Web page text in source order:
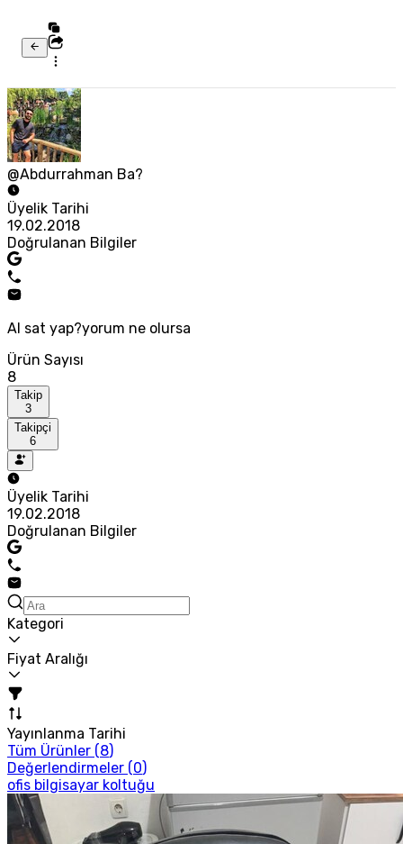
@Abdurrahman Ba?
Üyelik Tarihi
19.02.2018
Doğrulanan Bilgiler
Al sat yap?yorum ne olursa
Ürün Sayısı
8
Takip
3
Takipçi
6
Üyelik Tarihi
19.02.2018
Doğrulanan Bilgiler
Kategori
Fiyat Aralığı
Yayınlanma Tarihi
Tüm Ürünler (8)
Değerlendirmeler (0)
ofis bilgisayar koltuğu